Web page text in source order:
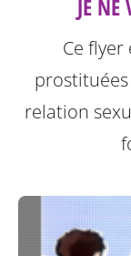
JE
Ce
relation